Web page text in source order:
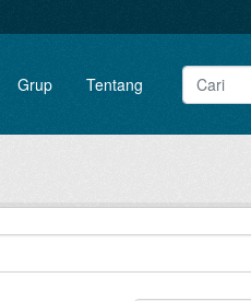
Grup Tentang